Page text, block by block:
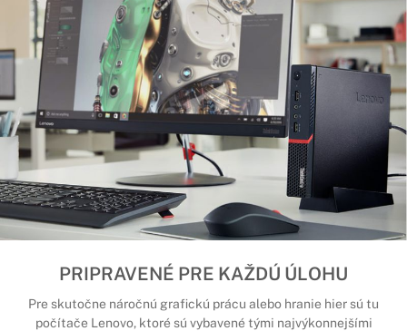
PRIPRAVENÉ PRE KAŽDÚ ÚLOHU
Pre skutočne náročnú grafickú prácu alebo hranie hier sú tu
počítače Lenovo, ktoré sú vybavené tými najvýkonnejšími